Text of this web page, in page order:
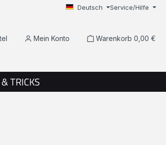
Deutsch Service/Hilfe
Du hast 0 Produkte auf dem Merkzettel
Mein Konto Warenkorb 0,00 €
TRICKS